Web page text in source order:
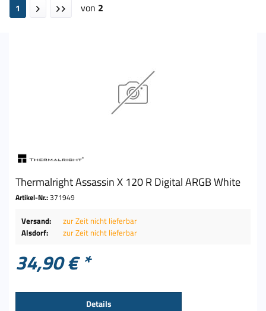
1 von 2
Thermalright Assassin X 120 R Digital ARGB White
Artikel-Nr.:371949
Versand:
zur Zeit nicht lieferbar
Alsdorf:
zur Zeit nicht lieferbar
34,90 € *
Details